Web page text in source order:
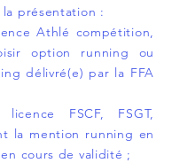
présentation :
Athlé compétition,
option running ou
délivré(e) par la FFA
FSCF, FSGT,
la mention running en
cours de validité ;